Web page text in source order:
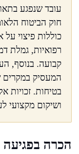
עובד שנפגע
חוק הביטוח
כוללות פיצוי על
רפואיות, גמלת
קבועה. בנוסף,
המעסיק במקרים
בטיחות. זכויות
ושיקום מקצועי
הכרה